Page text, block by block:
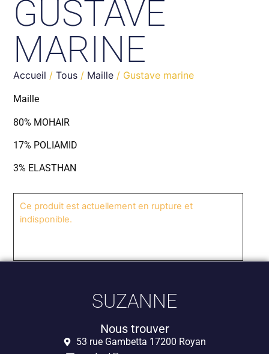
GUSTAVE
MARINE
Accueil /Tous / Maille / Gustave marine
Maille
80% MOHAIR
17% POLIAMID
3% ELASTHAN
Ce produit est actuellement en rupture et
indisponible.
SUZANNE
Nous trouver
53 rue Gambetta 17200 Royan